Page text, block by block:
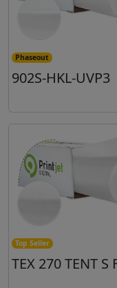
Phaseout
902S-HKL-UVP3
Top Seller
TEX 270 TENT S